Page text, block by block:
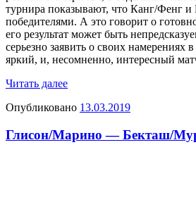
турнира показывают, что Канг/Фенг и
победителями. А это говорит о
его результат может быть
серьезно заявить о своих
яркий, и, несомненно, интересный
Читать далее
Опубликовано 13.03.2019
Глисон/Марино — Бекташ/Мур